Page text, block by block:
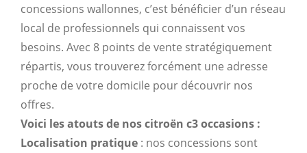
concessions wallonnes, c’est bénéficier d’un réseau
local de professionnels qui connaissent vos
besoins. Avec 8 points de vente stratégiquement
répartis, vous trouverez forcément une adresse
proche de votre domicile pour découvrir nos
offres.
Voici les atouts de nos citroën c3 occasions :
Localisation pratique : nos concessions sont